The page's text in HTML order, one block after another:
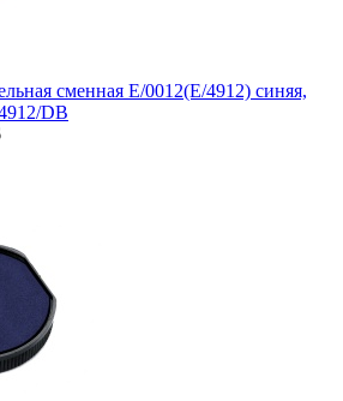
сменная E/0012(E/4912) синяя,
DB